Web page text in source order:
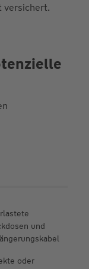
versichert.
und
oder